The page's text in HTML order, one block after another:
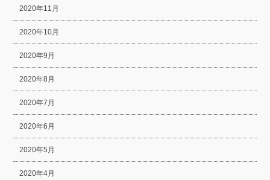
2020年11月
2020年10月
2020年9月
2020年8月
2020年7月
2020年6月
2020年5月
2020年4月